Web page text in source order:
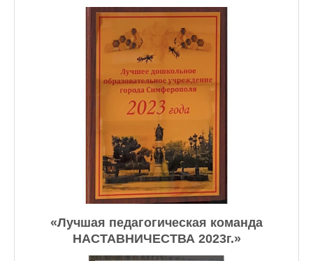
«Лучшая педагогическая команда
НАСТАВНИЧЕСТВА 2023г.»